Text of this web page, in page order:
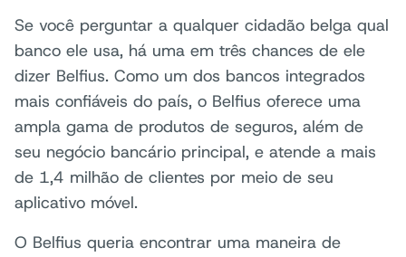
Se você perguntar a qualquer cidadão belga qual
banco ele usa, há uma em três chances de ele
dizer Belfius. Como um dos bancos integrados
mais confiáveis do país, o Belfius oferece uma
ampla gama de produtos de seguros, além de
seu negócio bancário principal, e atende a mais
de 1,4 milhão de clientes por meio de seu
aplicativo móvel.
O Belfius queria encontrar uma maneira de